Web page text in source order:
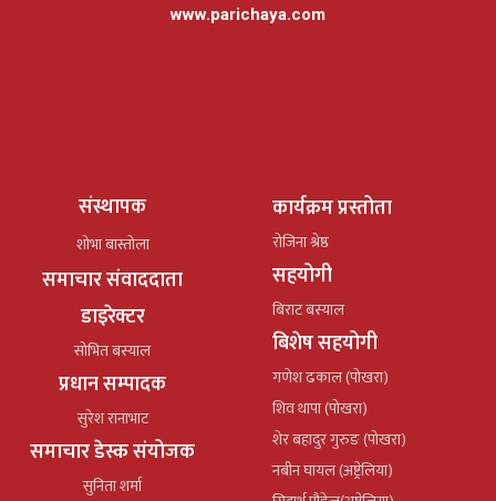
www.parichaya.com
संस्थापक
शोभा बास्तोला
समाचार संवाददाता
डाइरेक्टर
सोभित बस्याल
प्रधान सम्पादक
सुरेश रानाभाट
समाचार डेस्क संयोजक
सुनिता शर्मा
कार्यक्रम प्रस्तोता
रोजिना श्रेष्ठ
सहयोगी
बिराट बस्याल
बिशेष सहयोगी
गणेश ढकाल (पोखरा)
शिव थापा (पोखरा)
शेर बहादुर गुरुङ (पोखरा)
नबीन घायल (अष्ट्रेलिया)